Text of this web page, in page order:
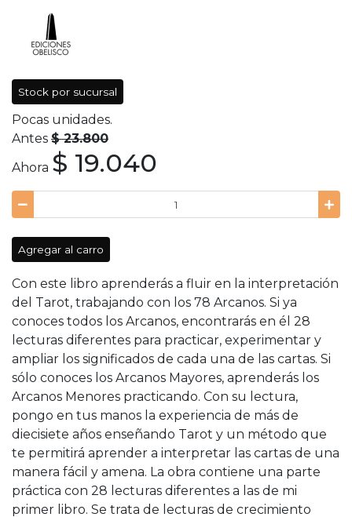
Stock por sucursal
Pocas unidades.
Antes $ 23.800
Ahora $ 19.040
Agregar al carro
Con este libro aprenderás a fluir en la interpretación
del Tarot, trabajando con los 78 Arcanos. Si ya
conoces todos los Arcanos, encontrarás en él 28
lecturas diferentes para practicar, experimentar y
ampliar los significados de cada una de las cartas. Si
sólo conoces los Arcanos Mayores, aprenderás los
Arcanos Menores practicando. Con su lectura,
pongo en tus manos la experiencia de más de
diecisiete años enseñando Tarot y un método que
te permitirá aprender a interpretar las cartas de una
manera fácil y amena. La obra contiene una parte
práctica con 28 lecturas diferentes a las de mi
primer libro. Se trata de lecturas de crecimiento